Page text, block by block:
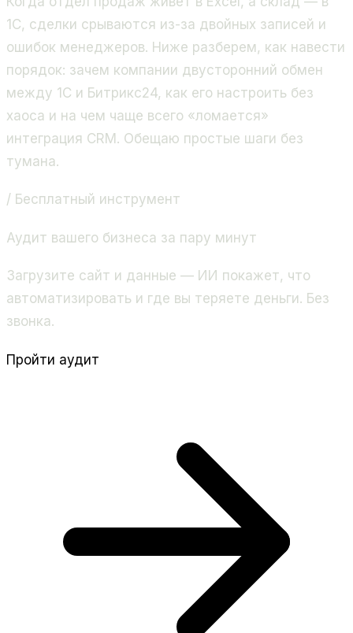
1С, сделки срываются из-за двойных записей и
ошибок менеджеров. Ниже разберем, как навести
порядок: зачем компании двусторонний обмен
между 1С и Битрикс24, как его настроить без
хаоса и на чем чаще всего «ломается»
интеграция CRM. Обещаю простые шаги без
тумана.
/ Бесплатный инструмент
Аудит вашего бизнеса за пару минут
Загрузите сайт и данные — ИИ покажет, что
автоматизировать и где вы теряете деньги. Без
звонка.
Пройти аудит